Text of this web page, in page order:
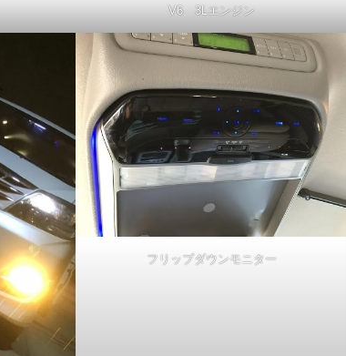
V6 3Lエンジン
フリップダウンモニター